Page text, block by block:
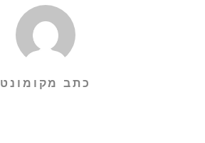
כתב מקומונט